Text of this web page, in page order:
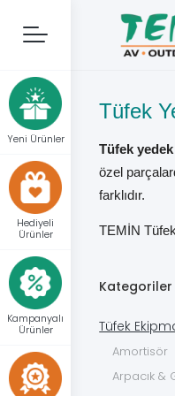
Yeni Ürünler
Hediyeli
Ürünler
Kampanyalı
Ürünler
Tüfek
Tüfek
özel
farklıdır.
TEMİN
Doğru şarjör
Tüfek
Kategoriler
Tüfek
Amortisör
Arpacık &